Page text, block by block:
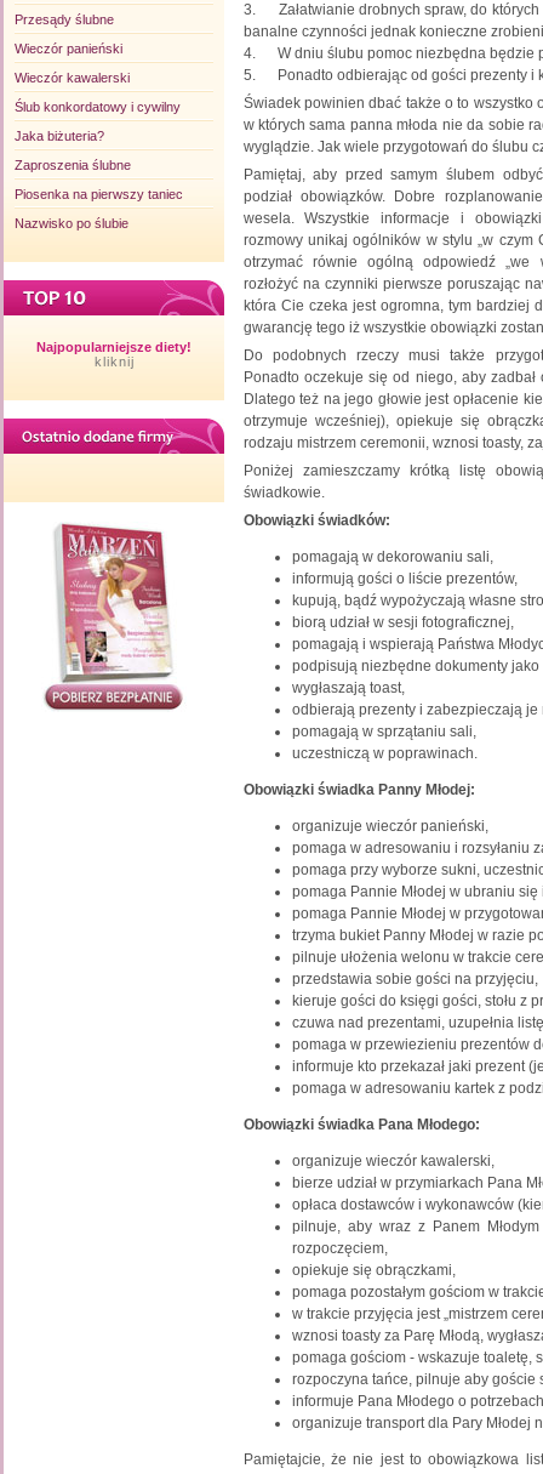
Przesądy ślubne
Wieczór panieński
Wieczór kawalerski
Ślub konkordatowy i cywilny
Jaka biżuteria?
Zaproszenia ślubne
Piosenka na pierwszy taniec
Nazwisko po ślubie
Najpopularniejsze diety!
kliknij
3. Załatwianie drobnych spraw, do których
banalne czynności jednak konieczne
4. W dniu ślubu pomoc niezbędna będzie
5. Ponadto odbierając od gości prezenty i
Świadek powinien dbać także o to wszystko
w których sama panna młoda nie da sobie
wyglądzie. Jak wiele przygotowań do ślubu
Pamiętaj, aby przed samym ślubem
podział obowiązków. Dobre
wesela. Wszystkie informacje i
rozmowy unikaj ogólników w stylu „w czym
otrzymać równie ogólną odpowiedź „we
rozłożyć na czynniki pierwsze poruszając
która Cie czeka jest ogromna, tym bardziej
gwarancję tego iż wszystkie obowiązki
Do podobnych rzeczy musi także
Ponadto oczekuje się od niego, aby zadbał
Dlatego też na jego głowie jest opłacenie
otrzymuje wcześniej), opiekuje się
rodzaju mistrzem ceremonii, wznosi toasty,
Poniżej zamieszczamy krótką listę
świadkowie.
Obowiązki świadków:
pomagają w dekorowaniu sali,
informują gości o liście prezentów,
kupują, bądź wypożyczają własne
biorą udział w sesji fotograficznej,
pomagają i wspierają Państwa
podpisują niezbędne dokumenty
wygłaszają toast,
odbierają prezenty i zabezpieczają
pomagają w sprzątaniu sali,
uczestniczą w poprawinach.
Obowiązki świadka Panny Młodej:
organizuje wieczór panieński,
pomaga w adresowaniu i rozsyłaniu
pomaga przy wyborze sukni,
pomaga Pannie Młodej w ubraniu
pomaga Pannie Młodej w
trzyma bukiet Panny Młodej w razie
pilnuje ułożenia welonu w trakcie
przedstawia sobie gości na przyjęciu,
kieruje gości do księgi gości, stołu z
czuwa nad prezentami, uzupełnia
pomaga w przewiezieniu prezentów
informuje kto przekazał jaki prezent
pomaga w adresowaniu kartek z
Obowiązki świadka Pana Młodego:
organizuje wieczór kawalerski,
bierze udział w przymiarkach Pana
opłaca dostawców i wykonawców
pilnuje, aby wraz z Panem
rozpoczęciem,
opiekuje się obrączkami,
pomaga pozostałym gościom w
w trakcie przyjęcia jest „mistrzem
wznosi toasty za Parę Młodą,
pomaga gościom - wskazuje toaletę,
rozpoczyna tańce, pilnuje aby goście
informuje Pana Młodego o
organizuje transport dla Pary Młodej
Pamiętajcie, że nie jest to obowiązkowa